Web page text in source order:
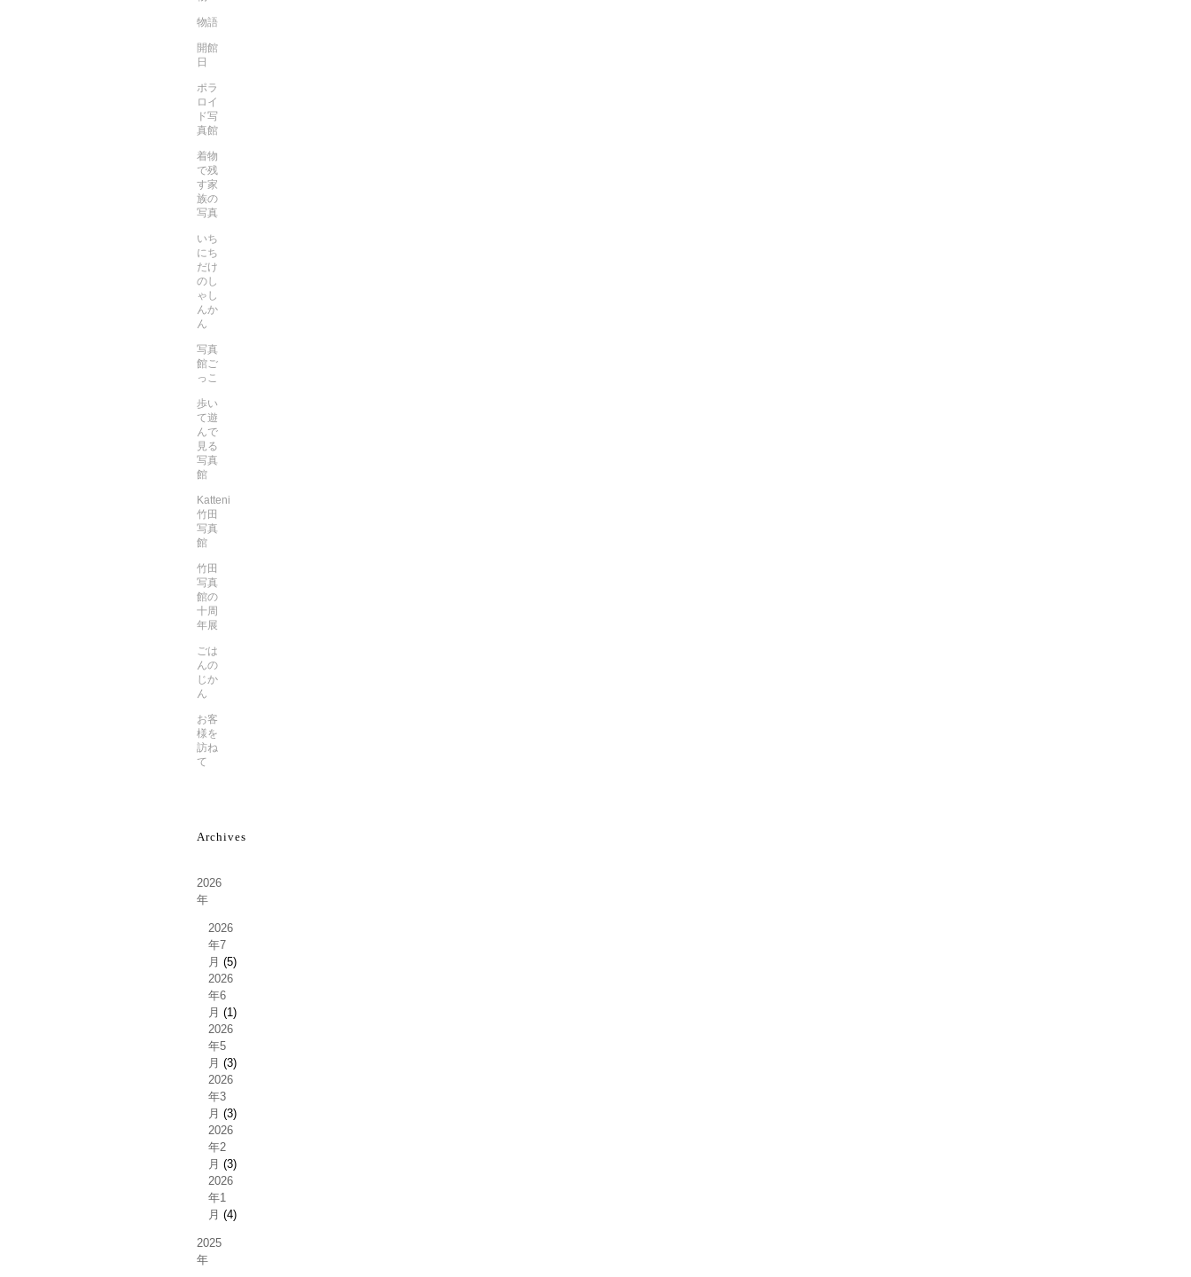
物語
開館
日
ポラ
ロイ
ド写
真館
着物
で残
す家
族の
写真
いち
にち
だけ
のし
ゃし
んか
ん
写真
館ご
っこ
歩い
て遊
んで
見る
写真
館
Katteni
竹田
写真
館
竹田
写真
館の
十周
年展
ごは
んの
じか
ん
お客
様を
訪ね
て
Archives
2026
年
2026
年7
月 (5)
2026
年6
月 (1)
2026
年5
月 (3)
2026
年3
月 (3)
2026
年2
月 (3)
2026
年1
月 (4)
2025
年